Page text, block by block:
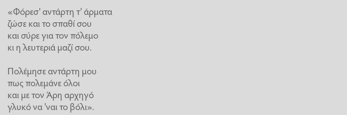
«Φόρεσ' αντάρτη τ' άρματα
ζώσε και το σπαθί σου
και σύρε για τον πόλεμο
κι η λευτεριά μαζί σου.
Πολέμησε αντάρτη μου
πως πολεμάνε όλοι
και με τον Άρη αρχηγό
γλυκό να 'ναι το βόλι».